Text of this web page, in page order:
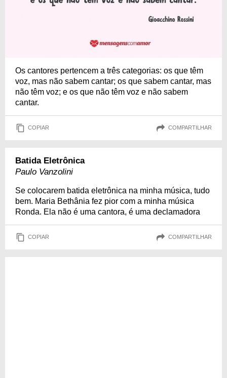
Os cantores pertencem a três categorias: os que têm
voz, mas não sabem cantar; os que sabem cantar, mas
não têm voz; e os que não têm voz e não sabem
cantar.
COPIAR COMPARTILHAR
Batida Eletrônica
Paulo Vanzolini
Se colocarem batida eletrônica na minha música, tudo
bem. Maria Bethânia fez pior com a minha música
Ronda. Ela não é uma cantora, é uma declamadora
COPIAR COMPARTILHAR